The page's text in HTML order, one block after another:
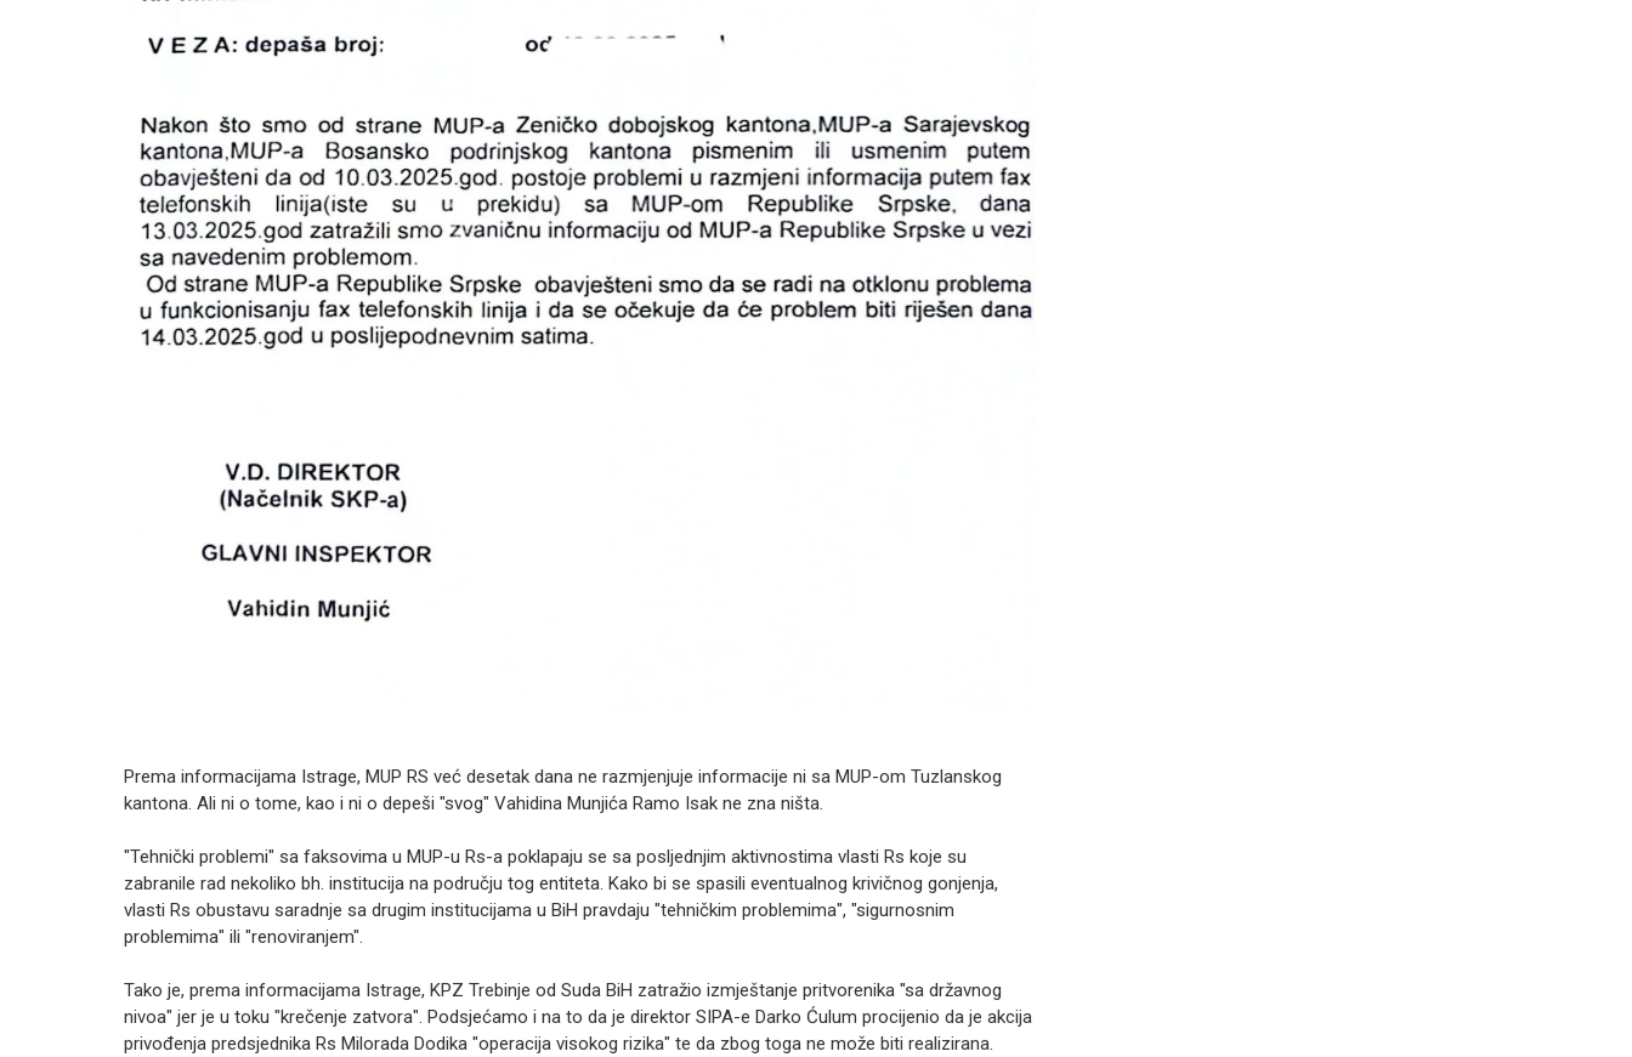
Prema informacijama Istrage, MUP RS već desetak dana ne razmjenjuje informacije ni sa MUP-om Tuzlanskog
kantona. Ali ni o tome, kao i ni o depeši "svog" Vahidina Munjića Ramo Isak ne zna ništa.
"Tehnički problemi" sa faksovima u MUP-u Rs-a poklapaju se sa posljednjim aktivnostima vlasti Rs koje su
zabranile rad nekoliko bh. institucija na području tog entiteta. Kako bi se spasili eventualnog krivičnog gonjenja,
vlasti Rs obustavu saradnje sa drugim institucijama u BiH pravdaju "tehničkim problemima", "sigurnosnim
problemima" ili "renoviranjem".
Tako je, prema informacijama Istrage, KPZ Trebinje od Suda BiH zatražio izmještanje pritvorenika "sa državnog
nivoa" jer je u toku "krečenje zatvora". Podsjećamo i na to da je direktor SIPA-e Darko Ćulum procijenio da je akcija
privođenja predsjednika Rs Milorada Dodika "operacija visokog rizika" te da zbog toga ne može biti realizirana.